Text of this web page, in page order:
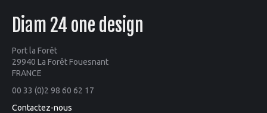
Diam 24 one design
Port la Forêt
29940 La Forêt Fouesnant
FRANCE
00 33 (0)2 98 60 62 17
Contactez-nous